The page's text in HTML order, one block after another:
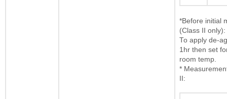
*Before initial
(Class II only):
To apply de-
1hr then set
room temp.
*
II: